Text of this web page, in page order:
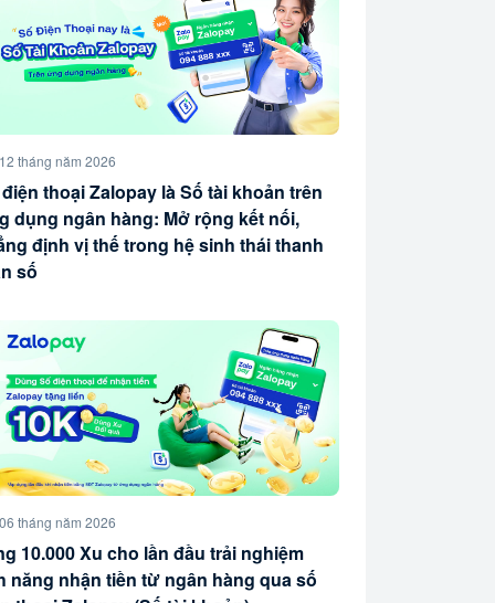
12 tháng năm 2026
thoại Zalopay là Số tài khoản trên
dụng ngân hàng: Mở rộng kết nối,
định vị thế trong hệ sinh thái thanh
số
06 tháng năm 2026
10.000 Xu cho lần đầu trải nghiệm
năng nhận tiền từ ngân hàng qua số